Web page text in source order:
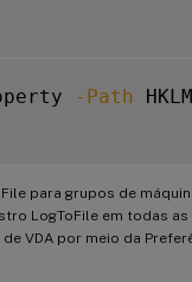
-Path
para grupos de
LogToFile em todas as
de VDA por meio da